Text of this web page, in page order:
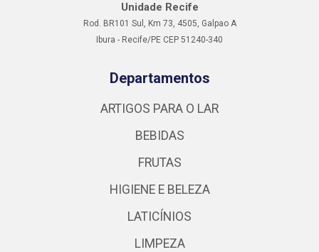
Unidade Recife
Rod. BR101 Sul, Km 73, 4505, Galpao A
Ibura - Recife/PE CEP 51240-340
Departamentos
ARTIGOS PARA O LAR
BEBIDAS
FRUTAS
HIGIENE E BELEZA
LATICÍNIOS
LIMPEZA